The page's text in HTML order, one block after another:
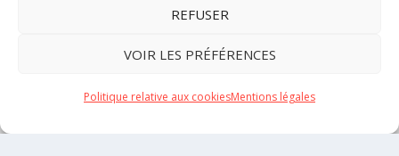
REFUSER
VOIR LES PRÉFÉRENCES
Politique relative aux cookiesMentions légales